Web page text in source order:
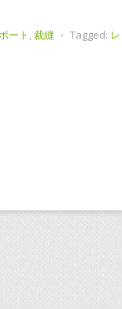
ート ,裁縫 ⋅ Tagged: